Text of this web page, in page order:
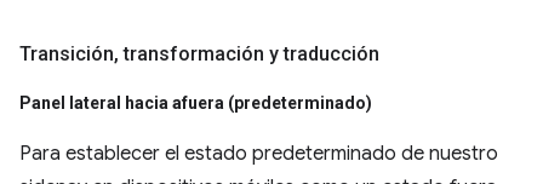
Transición, transformación y traducción
Panel lateral hacia afuera (predeterminado)
Para establecer el estado predeterminado de nuestro